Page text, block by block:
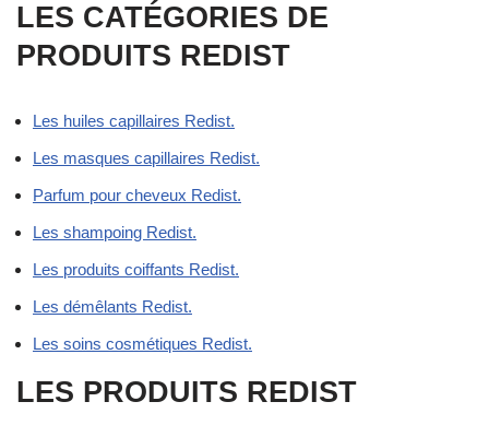
LES CATÉGORIES DE
PRODUITS REDIST
Les huiles capillaires Redist.
Les masques capillaires Redist.
Parfum pour cheveux Redist.
Les shampoing Redist.
Les produits coiffants Redist.
Les démêlants Redist.
Les soins cosmétiques Redist.
LES PRODUITS REDIST